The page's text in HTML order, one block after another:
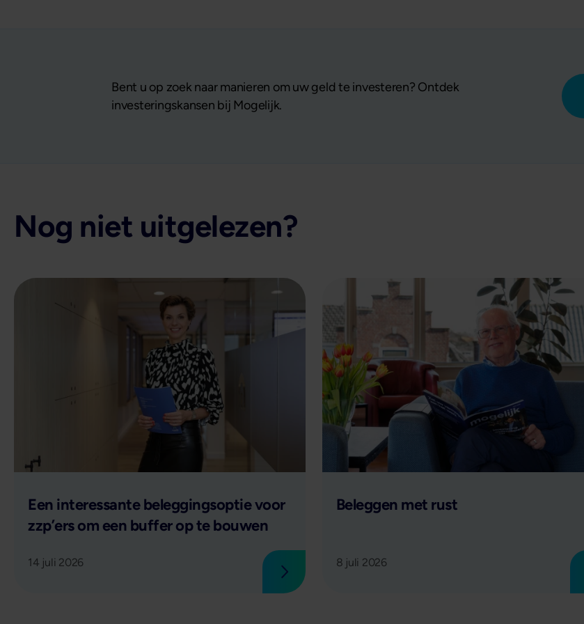
Bent u op zoek naar manieren om uw geld te investeren? Ontdek
investeringskansen bij Mogelijk.
Nog niet uitgelezen?
Lees verder
Een interessante beleggingsoptie voor
zzp’ers om een buffer op te bouwen
14 juli 2026
Lees verder
Lees verder
Beleggen met rust
8 juli 2026